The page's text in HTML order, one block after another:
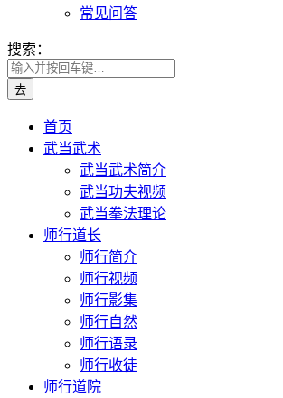
常见问答
搜索：
首页
武当武术
武当武术简介
武当功夫视频
武当拳法理论
师行道长
师行简介
师行视频
师行影集
师行自然
师行语录
师行收徒
师行道院